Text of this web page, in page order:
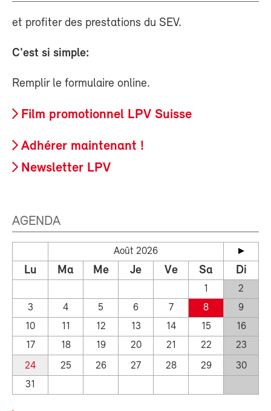
et profiter des prestations du SEV.
C'est si simple:
Remplir le formulaire online.
Film promotionnel LPV Suisse
Adhérer maintenant !
Newsletter LPV
AGENDA
Août 2026
Lu Ma Me Je Ve Sa Di
1
2
3
4 5 6 7 8
9
10
11 12 13 14 15
16
17
18 19 20 21 22
23
24
25 26 27 28 29
30
31